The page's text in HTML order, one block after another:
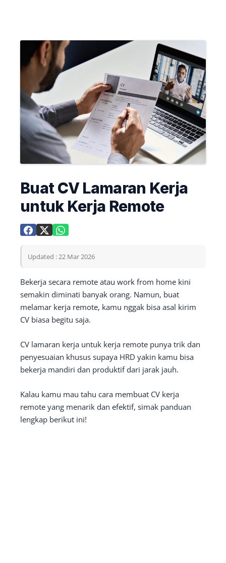
Buat CV Lamaran Kerja
untuk Kerja Remote
Updated : 22 Mar 2026
Bekerja secara remote atau work from home kini
semakin diminati banyak orang. Namun, buat
melamar kerja remote, kamu nggak bisa asal kirim
CV biasa begitu saja.
CV lamaran kerja untuk kerja remote punya trik dan
penyesuaian khusus supaya HRD yakin kamu bisa
bekerja mandiri dan produktif dari jarak jauh.
Kalau kamu mau tahu cara membuat CV kerja
remote yang menarik dan efektif, simak panduan
lengkap berikut ini!